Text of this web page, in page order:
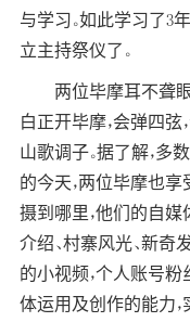
与学习。如此学习了3
立主持祭仪了。
两位毕摩耳不聋眼
白正开毕摩，会弹四弦
山歌调子。据了解，多
的今天，两位毕摩也
摄到哪里，他们的自媒
介绍、村寨风光、新奇
的小视频，个人账号粉
体运用及创作的能力